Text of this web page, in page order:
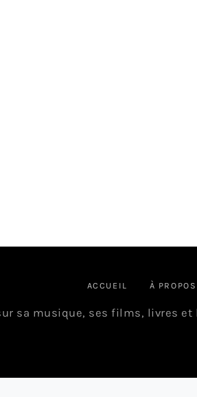
ACCUEIL À PROPOS
sa musique, ses films, livres et